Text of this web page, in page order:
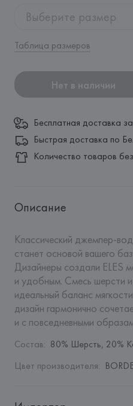
Выберите размер
Таблица размеров
Нет в наличии
Бесплатная доставка
Быстрая доставка по
Количество товаров
Описание
Классический джемпер-
станет основой вашего
Дизайнеры создали ELES
и удобным. Смесь шерсти
идеальный баланс
дизайн гармонично
и с повседневными
Состав: 80% Шерсть, 20%
Цвет производителя: